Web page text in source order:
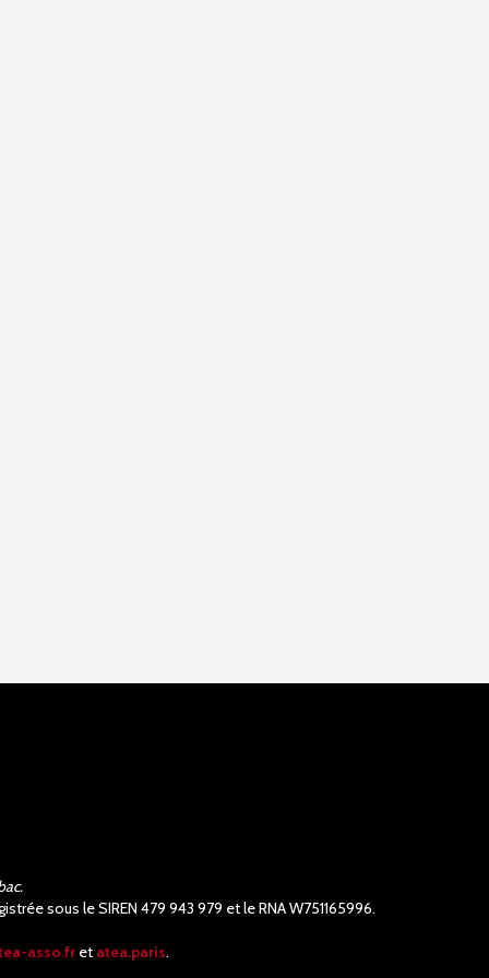
sous le SIREN 479 943 979 et le RNA W751165996.
asso.fret atea.paris.